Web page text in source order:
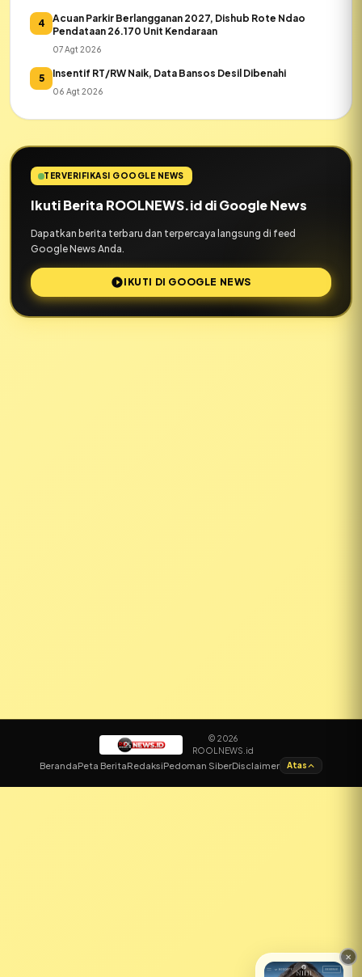
4
Acuan Parkir Berlangganan 2027, Dishub Rote Ndao
Pendataan 26.170 Unit Kendaraan
07 Agt 2026
5 Insentif RT/RW Naik, Data Bansos Desil Dibenahi
06 Agt 2026
TERVERIFIKASI GOOGLE NEWS
Ikuti Berita ROOLNEWS.id di Google News
Dapatkan berita terbaru dan terpercaya langsung di feed
Google News Anda.
IKUTI DI GOOGLE NEWS
✕
© 2026
ROOLNEWS.id
BerandaPeta BeritaRedaksiPedoman SiberDisclaimer Atas